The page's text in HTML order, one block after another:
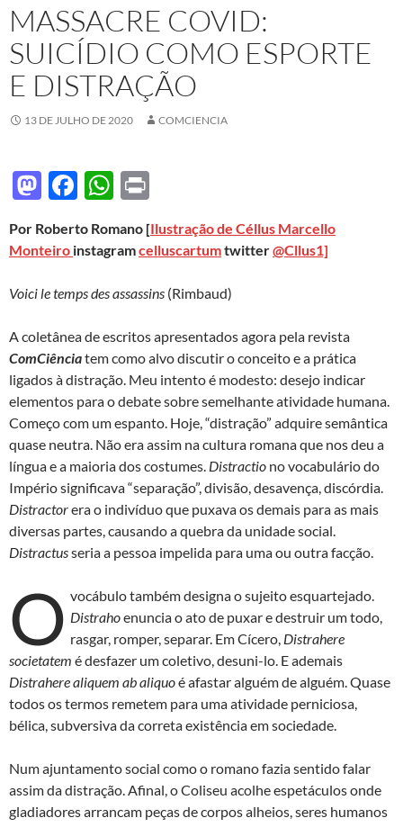
MASSACRE COVID:
SUICÍDIO COMO ESPORTE
E DISTRAÇÃO
13 DE JULHO DE 2020 COMCIENCIA
M
to
o
n
F
e
o
o
k
W
at
A
p
p
nt
Por Roberto Romano [Ilustração de Céllus Marcello
Monteiro instagramcelluscartumtwitter@Cllus1]
Voici le temps des assassins (Rimbaud)
A coletânea de escritos apresentados agora pela revista
ComCiênciatem como alvo discutir o conceito e a prática
ligados à distração. Meu intento é modesto: desejo indicar
elementos para o debate sobre semelhante atividade humana.
Começo com um espanto. Hoje, “distração” adquire semântica
quase neutra. Não era assim na cultura romana que nos deu a
língua e a maioria dos costumes. Distractio no vocabulário do
Império significava “separação”, divisão, desavença, discórdia.
Distractorera o indivíduo que puxava os demais para as mais
diversas partes, causando a quebra da unidade social.
Distractusseria a pessoa impelida para uma ou outra facção.
O vocábulo também designa o sujeito esquartejado.
Distrahoenuncia o ato de puxar e destruir um todo,
rasgar, romper, separar. Em Cícero, Distrahere
societatem é desfazer um coletivo, desuni-lo. E ademais
Distrahere aliquem ab aliquoé afastar alguém de alguém. Quase
todos os termos remetem para uma atividade perniciosa,
bélica, subversiva da correta existência em sociedade.
Num ajuntamento social como o romano fazia sentido falar
assim da distração. Afinal, o Coliseu acolhe espetáculos onde
gladiadores arrancam peças de corpos alheios, seres humanos